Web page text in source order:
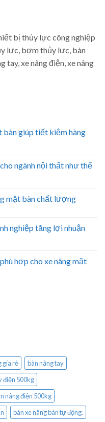
bị thủy lực công nghiệp
lực, bơm thủy lực, bàn
tay, xe nâng điện, xe nâng
bàn giúp tiết kiệm hàng
ngành nội thất như thế
mặt bàn chất lượng
nghiệp tăng lợi nhuận
hợp cho xe nâng mặt
gía rẻ
bàn nâng tay
điện 500kg
nâng điện 500kg
bán xe nâng bán tự động.